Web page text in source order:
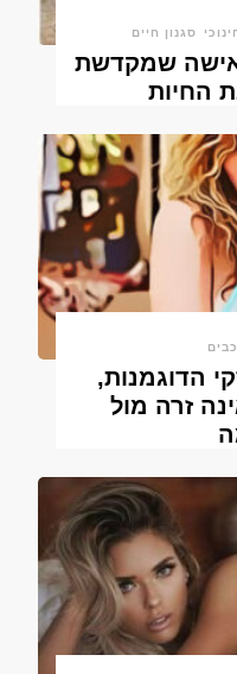
סגנון חיים
שמקדשת
החיות
הדוגמנות,
זרה מול